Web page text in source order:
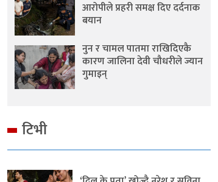
आरोपीले प्रहरी समक्ष दिए दर्दनाक
बयान
नुन र चामल पातमा राखिदिएकै
कारण जालिना देवी चौधरीले ज्यान
गुमाइन्
टिभी